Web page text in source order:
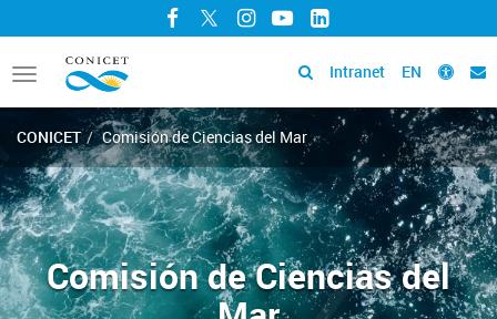
Facebook
TwitterInstagram
YouTubeLinkedIn
Toggle
navigation
Intranet EN
CONICET Comisión de Ciencias del Mar
Comisión de Ciencias del